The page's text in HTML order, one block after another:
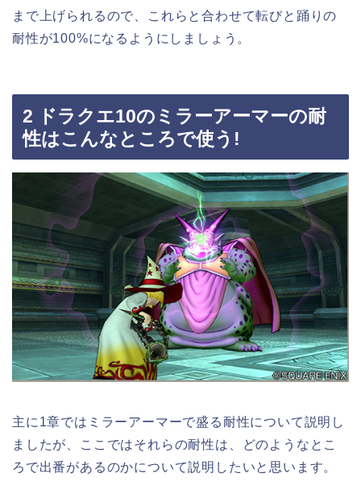
まで上げられるので、これらと合わせて転びと踊りの
耐性が100%になるようにしましょう。
2 ドラクエ10のミラーアーマーの耐
性はこんなところで使う!
主に1章ではミラーアーマーで盛る耐性について説明し
ましたが、ここではそれらの耐性は、どのようなとこ
ろで出番があるのかについて説明したいと思います。